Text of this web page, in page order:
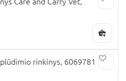
rinkinys, 6069781